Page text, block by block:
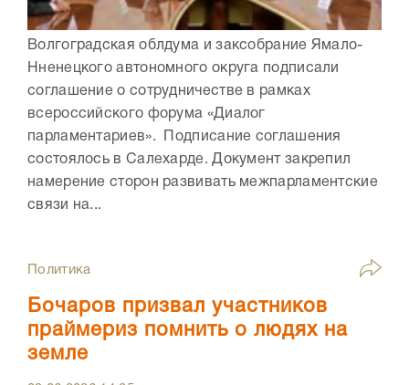
Волгоградская облдума и заксобрание Ямало-
Нненецкого автономного округа подписали
соглашение о сотрудничестве в рамках
всероссийского форума «Диалог
парламентариев». Подписание соглашения
состоялось в Салехарде. Документ закрепил
намерение сторон развивать межпарламентские
связи на...
Политика
Бочаров призвал участников
праймериз помнить о людях на
земле